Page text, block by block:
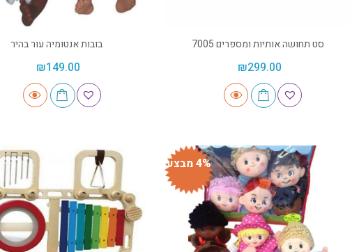
סט תחושה אותיות ומספרים 7005
₪299.00
בובות אנטומיה עור בהיר
₪149.00
4% מבצע